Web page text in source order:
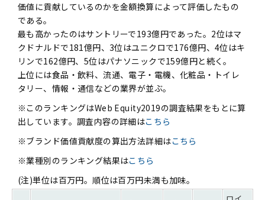
価値に貢献しているのかを金額換算によって評価したもの
である。
最も高かったのはサントリーで193億円であった。2位はマ
クドナルドで181億円、3位はユニクロで176億円、4位はキ
リンで162億円、5位はパナソニックで159億円と続く。
上位には食品・飲料、流通、電子・電機、化粧品・トイレ
タリー、情報・通信などの業界が並ぶ。
※このランキングはWeb Equity2019の調査結果をもとに算
出しています。調査内容の詳細はこちら
※ブランド価値貢献度の算出方法詳細はこちら
※業種別のランキング結果はこちら
(注)単位は百万円。順位は百万円未満も加味。